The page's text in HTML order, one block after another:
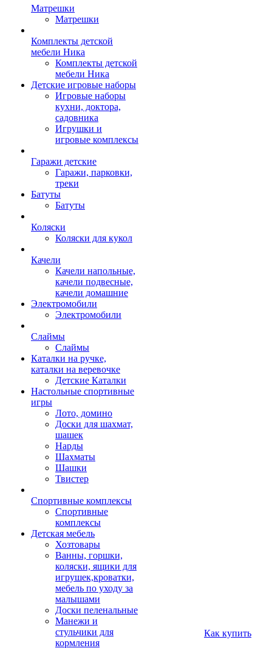
Матрешки
Матрешки
Комплекты детской
мебели Ника
Комплекты детской
мебели Ника
Детские игровые наборы
Игровые наборы
кухни, доктора,
садовника
Игрушки и
игровые комплексы
Гаражи детские
Гаражи, парковки,
треки
Батуты
Батуты
Коляски
Коляски для кукол
Качели
Качели напольные,
качели подвесные,
качели домашние
Электромобили
Электромобили
Слаймы
Слаймы
Каталки на ручке,
каталки на веревочке
Детские Каталки
Настольные спортивные
игры
Лото, домино
Доски для шахмат,
шашек
Нарды
Шахматы
Шашки
Твистер
Спортивные комплексы
Спортивные
комплексы
Детская мебель
Хозтовары
Ванны, горшки,
коляски, ящики для
игрушек,кроватки,
мебель по уходу за
малышами
Доски пеленальные
Манежи и
стульчики для
кормления
Как купить